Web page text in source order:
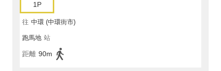
1P
往 中環 (中環街市)
跑馬地 站
距離 90m